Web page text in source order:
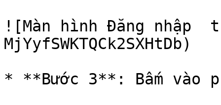
![Màn hình Đăng nhập
MjYyfSWKTQCk2SXHtDb)
* **Bước 3**: Bấm vào